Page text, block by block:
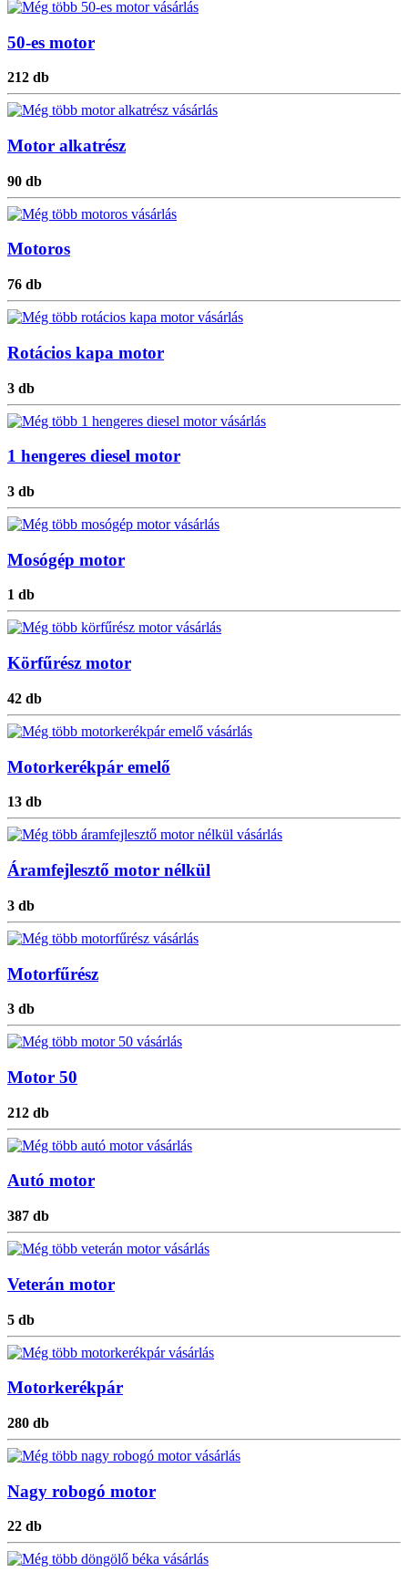
50-es motor
212 db
Motor alkatrész
90 db
Motoros
76 db
Rotácios kapa motor
3 db
1 hengeres diesel motor
3 db
Mosógép motor
1 db
Körfűrész motor
42 db
Motorkerékpár emelő
13 db
Áramfejlesztő motor nélkül
3 db
Motorfűrész
3 db
Motor 50
212 db
Autó motor
387 db
Veterán motor
5 db
Motorkerékpár
280 db
Nagy robogó motor
22 db